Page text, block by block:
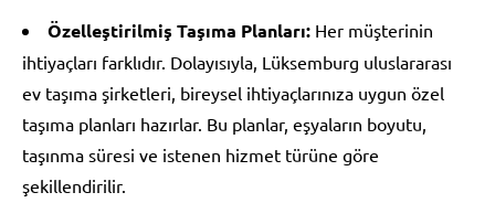
Özelleştirilmiş Taşıma Planları: Her müşterinin
ihtiyaçları farklıdır. Dolayısıyla, Lüksemburg uluslararası
ev taşıma şirketleri, bireysel ihtiyaçlarınıza uygun özel
taşıma planları hazırlar. Bu planlar, eşyaların boyutu,
taşınma süresi ve istenen hizmet türüne göre
şekillendirilir.